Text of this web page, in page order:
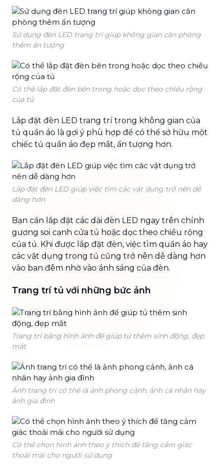
Sử dụng đèn LED trang trí giúp không gian căn phòng
thêm ấn tượng
Có thể lắp đặt đèn bên trong hoặc dọc theo chiều rộng
của tủ
Lắp đặt đèn LED trang trí trong không gian của
tủ quần áo là gợi ý phù hợp để có thể sở hữu một
chiếc tủ quần áo đẹp mắt, ấn tượng hơn.
Lắp đặt đèn LED giúp việc tìm các vật dụng trở nên dễ
dàng hơn
Bạn cần lắp đặt các dải đèn LED ngay trên chính
gương soi cạnh cửa tủ hoặc dọc theo chiều rộng
của tủ. Khi được lắp đặt đèn, việc tìm quần áo hay
các vật dụng trong tủ cũng trở nên dễ dàng hơn
vào ban đêm nhờ vào ánh sáng của đèn.
Trang trí tủ với những bức ảnh
Trang trí bằng hình ảnh để giúp tủ thêm sinh động, đẹp
mắt
Ảnh trang trí có thể là ảnh phong cảnh, ảnh cá nhân hay
ảnh gia đình
Có thể chọn hình ảnh theo ý thích để tăng cảm giác
thoải mái cho người sử dụng